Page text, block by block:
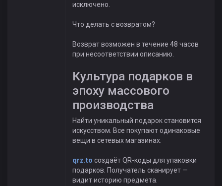
исключено.
Что делать с возвратом?
Возврат возможен в течение 48 часов
при несоответствии описанию.
Культура подарков в
эпоху массового
производства
Найти уникальный подарок становится
искусством. Все покупают одинаковые
вещи в сетевых магазинах.
qrz.to создаёт QR-коды для упаковки
подарков. Получатель сканирует —
видит историю предмета.